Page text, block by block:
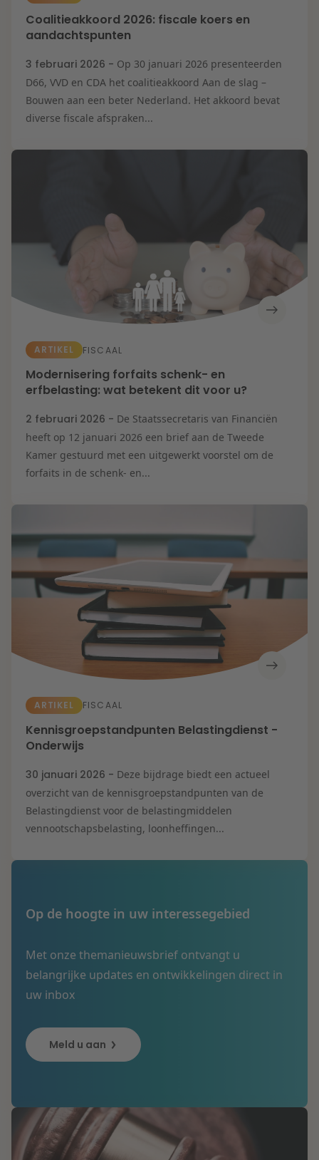
Coalitieakkoord 2026: fiscale koers en
aandachtspunten
3 februari 2026 - Op 30 januari 2026 presenteerden
D66, VVD en CDA het coalitieakkoord Aan de slag –
Bouwen aan een beter Nederland. Het akkoord bevat
diverse fiscale afspraken...
ARTIKEL FISCAAL
Modernisering forfaits schenk- en
erfbelasting: wat betekent dit voor u?
2 februari 2026 - De Staatssecretaris van Financiën
heeft op 12 januari 2026 een brief aan de Tweede
Kamer gestuurd met een uitgewerkt voorstel om de
forfaits in de schenk- en...
ARTIKEL FISCAAL
Kennisgroepstandpunten Belastingdienst -
Onderwijs
30 januari 2026 - Deze bijdrage biedt een actueel
overzicht van de kennisgroepstandpunten van de
Belastingdienst voor de belastingmiddelen
vennootschapsbelasting, loonheffingen...
Op de hoogte in uw interessegebied
Met onze themanieuwsbrief ontvangt u
belangrijke updates en ontwikkelingen direct in
uw inbox
Meld u aan